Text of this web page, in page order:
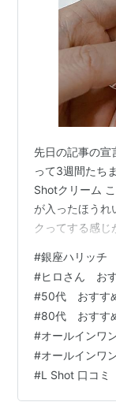
先日の記事の宣
って3週間たち
Shotクリーム
が入ったほうれ
クってする感じ
された天然の針
分がたっぷり配
のですが、ほう
などしわが気に
分が肌に刺激を
度のリフトア
#銀座ハリッチ
#ヒロさん お
#50代 おすす
#80代 おすす
#オールインワ
#オールイン
#L Shot 口コミ